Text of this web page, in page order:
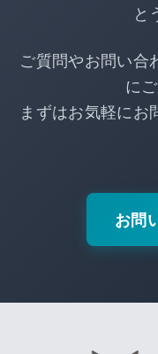
と
ご質問やお問い合
に
まずはお気軽にお
お問